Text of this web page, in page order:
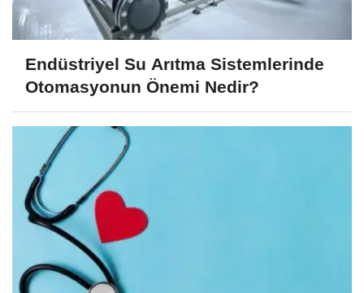
Endüstriyel Su Arıtma Sistemlerinde
Otomasyonun Önemi Nedir?